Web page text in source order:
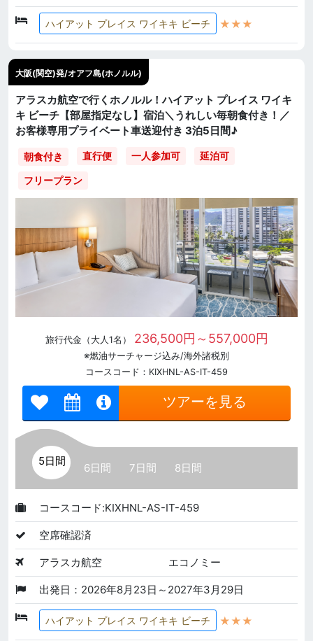
ハイアット プレイス ワイキキ ビーチ ★★★
大阪(関空)発/オアフ島(ホノルル)
アラスカ航空で行くホノルル！ハイアット プレイス ワイキ
キ ビーチ【部屋指定なし】宿泊＼うれしい毎朝食付き！／
お客様専用プライベート車送迎付き 3泊5日間♪
朝食付き 直行便 一人参加可 延泊可
フリープラン
旅行代金（大人1名） 236,500円～557,000円
※燃油サーチャージ込み/海外諸税別
コースコード：KIXHNL-AS-IT-459
ツアーを見る
5日間
6日間 7日間 8日間
コースコード:KIXHNL-AS-IT-459
空席確認済
アラスカ航空 エコノミー
出発日：2026年8月23日～2027年3月29日
ハイアット プレイス ワイキキ ビーチ ★★★